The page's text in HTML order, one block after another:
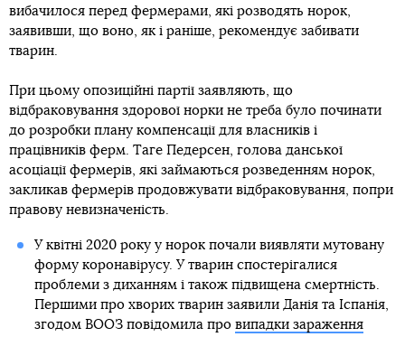
вибачилося перед фермерами, які розводять норок,
заявивши, що воно, як і раніше, рекомендує забивати
тварин.
При цьому опозиційні партії заявляють, що
відбраковування здорової норки не треба було починати
до розробки плану компенсації для власників і
працівників ферм. Таге Педерсен, голова данської
асоціації фермерів, які займаються розведенням норок,
закликав фермерів продовжувати відбраковування, попри
правову невизначеність.
У квітні 2020 року у норок почали виявляти мутовану
форму коронавірусу. У тварин спостерігалися
проблеми з диханням і також підвищена смертність.
Першими про хворих тварин заявили Данія та Іспанія,
згодом ВООЗ повідомила про випадки зараження